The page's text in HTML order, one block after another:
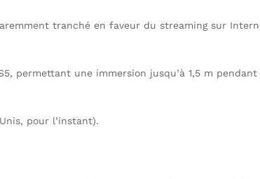
tranché en faveur du streaming sur
permettant une immersion jusqu’à 1,5 m
pour l’instant).